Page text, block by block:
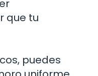
que tu
puedes